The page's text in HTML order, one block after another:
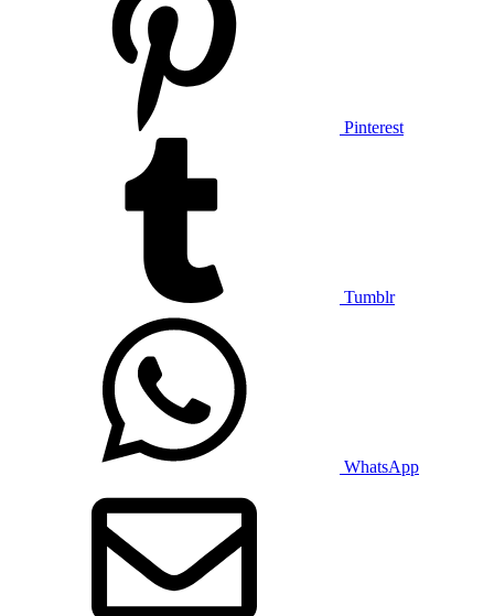
Pinterest
Tumblr
WhatsApp